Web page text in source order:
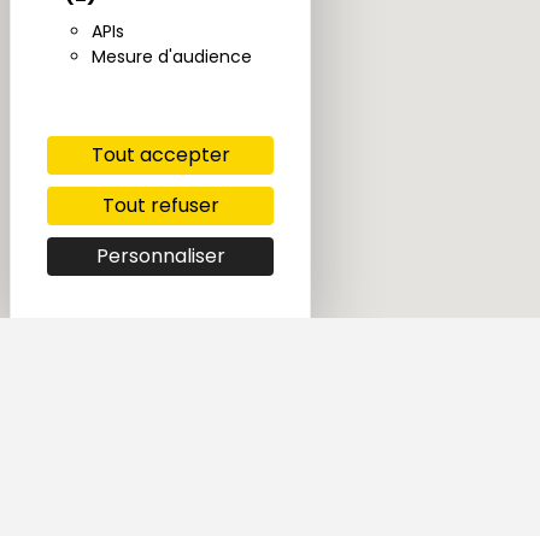
APIs
Mesure d'audience
Tout accepter
Tout refuser
Personnaliser